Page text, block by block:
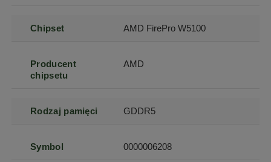
Chipset AMD FirePro W5100
Producent
chipsetu
AMD
Rodzaj pamięci GDDR5
Symbol 0000006208